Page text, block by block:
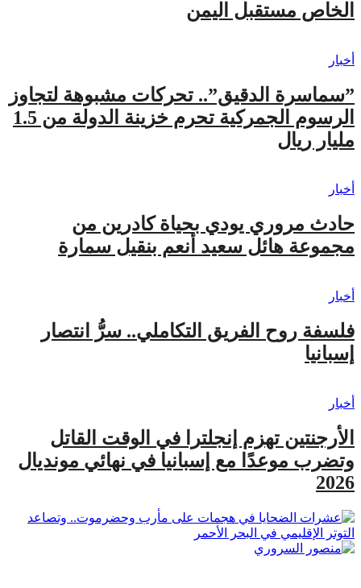
الخاص مستقبل اليمن
أخبار
​”سماسرة الدقيق”.. تحركات مشبوهة لتجاوز
الرسوم الجمركية تحرم خزينة الدولة من 1.5
مليار ريال
أخبار
حادث مروري يودي بحياة كادرين من
مجموعة هائل سعيد أنعم بنقيل سمارة
أخبار
فلسفة روح الفريق التكاملي.. سرُّ انتصار
إسبانيا
أخبار
الأرجنتين تهزم إنجلترا في الوقت القاتل
وتضرب موعدًا مع إسبانيا في نهائي مونديال
2026